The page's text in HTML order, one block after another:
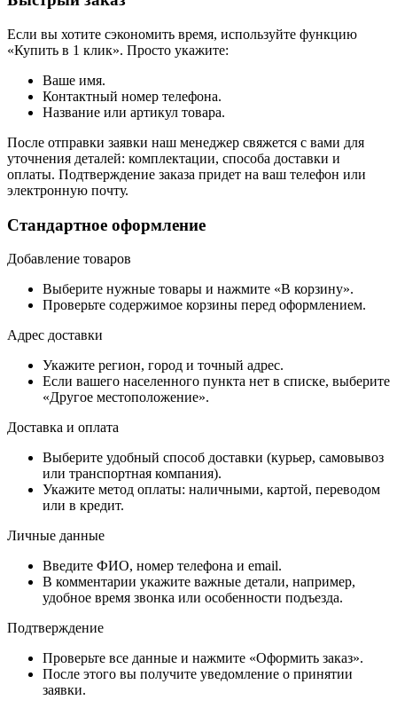
Если вы хотите сэкономить время, используйте функцию
«Купить в 1 клик». Просто укажите:
Ваше имя.
Контактный номер телефона.
Название или артикул товара.
После отправки заявки наш менеджер свяжется с вами для
уточнения деталей: комплектации, способа доставки и
оплаты. Подтверждение заказа придет на ваш телефон или
электронную почту.
Стандартное оформление
Добавление товаров
Выберите нужные товары и нажмите «В корзину».
Проверьте содержимое корзины перед оформлением.
Адрес доставки
Укажите регион, город и точный адрес.
Если вашего населенного пункта нет в списке, выберите
«Другое местоположение».
Доставка и оплата
Выберите удобный способ доставки (курьер, самовывоз
или транспортная компания).
Укажите метод оплаты: наличными, картой, переводом
или в кредит.
Личные данные
Введите ФИО, номер телефона и email.
В комментарии укажите важные детали, например,
удобное время звонка или особенности подъезда.
Подтверждение
Проверьте все данные и нажмите «Оформить заказ».
После этого вы получите уведомление о принятии
заявки.